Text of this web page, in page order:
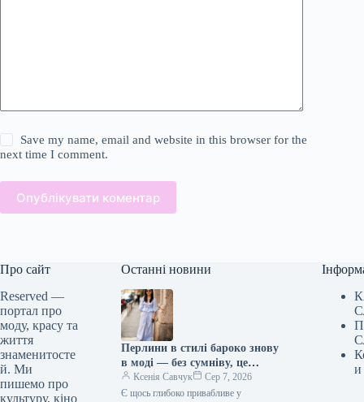
Save my name, email and website in this browser for the
next time I comment.
Опублікувати коментар
Про сайт
Reserved —
портал про
моду, красу та
життя
знаменитосте
й. Ми
пишемо про
культуру, кіно
Останні новини
Перлини в стилі бароко знову
в моді — без сумніву, це
головна прикраса кінця 2026
року.
Ксенія Савчук
Сер 7, 2026
Є щось глибоко привабливе у
и